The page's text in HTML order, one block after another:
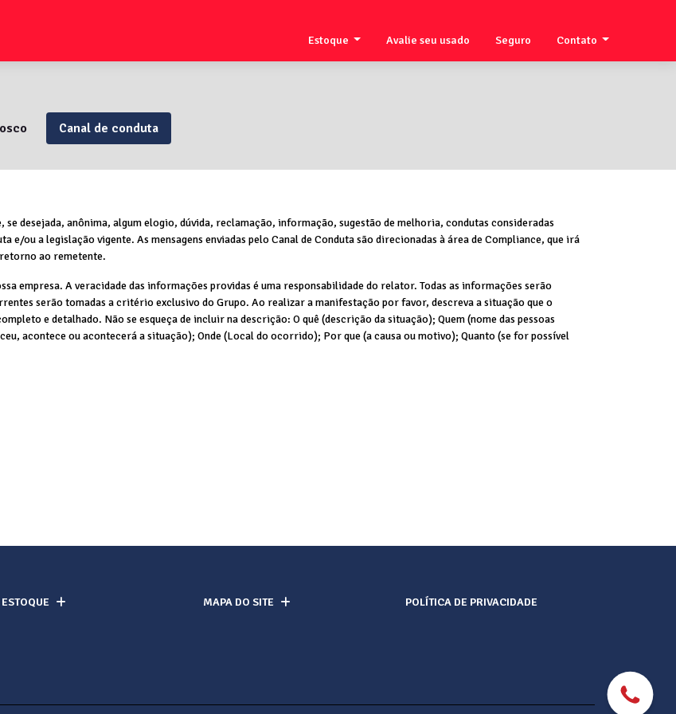
Estoque Avalie seu usado Seguro Contato
Canal de conduta
se desejada, anônima, algum elogio, dúvida, reclamação, informação, sugestão de melhoria, condutas consideradas
ou a legislação vigente. As mensagens enviadas pelo Canal de Conduta são direcionadas à área de Compliance, que irá
ao remetente.
empresa. A veracidade das informações providas é uma responsabilidade do relator. Todas as informações serão
serão tomadas a critério exclusivo do Grupo. Ao realizar a manifestação por favor, descreva a situação que o
e detalhado. Não se esqueça de incluir na descrição: O quê (descrição da situação); Quem (nome das pessoas
acontece ou acontecerá a situação); Onde (Local do ocorrido); Por que (a causa ou motivo); Quanto (se for possível
ESTOQUE MAPA DO SITE POLÍTICA DE PRIVACIDADE